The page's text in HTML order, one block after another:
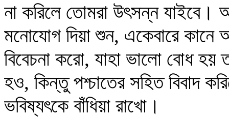
না করিলে তোমরা উৎসন্ন
মনোযোগ দিয়া শুন, একেবারে কানে
বিবেচনা করো, যাহা ভালো বোধ
হও, কিন্তু পশ্চাতের সহিত বিবাদ
ভবিষ্যৎকে বাঁধিয়া রাখো।